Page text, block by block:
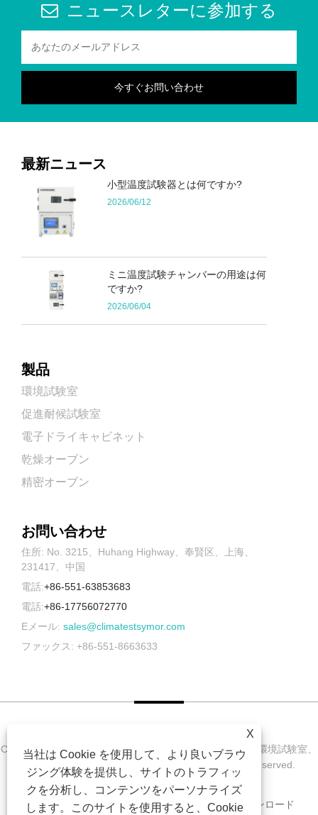
ニュースレターに参加する
最新ニュース
小型温度試験器とは何ですか?
2026/06/12
ミニ温度試験チャンバーの用途は何
ですか?
2026/06/04
製品
環境試験室
促進耐候試験室
電子ドライキャビネット
乾燥オーブン
精密オーブン
お問い合わせ
住所: No. 3215、Huhang Highway、奉賢区、上海、
231417、中国
電話:+86-551-63853683
電話:+86-17756072770
Eメール: sales@climatestsymor.com
ファックス: +86-551-8663633
Copyright © 2022 Symor Instrument Equipment Co., Ltd. 環境試験室、
電子乾燥キャビネット、促進耐候試験室 All Rights Reserved.
私たちに関しては 製品 ニュース ダウンロード
X
当社は Cookie を使用して、より良いブラウ
ジング体験を提供し、サイトのトラフィッ
クを分析し、コンテンツをパーソナライズ
します。このサイトを使用すると、Cookie